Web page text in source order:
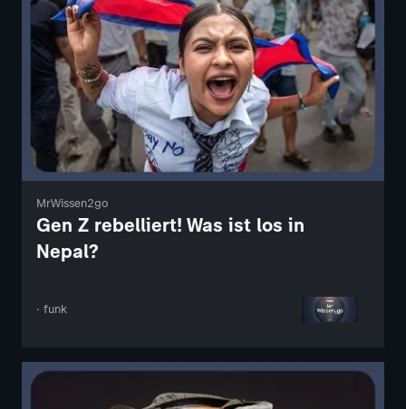
MrWissen2go
Gen Z rebelliert! Was ist los in
Nepal?
· funk